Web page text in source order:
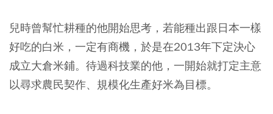
兒時曾幫忙耕種的他開始思考，若能種出跟日本一樣
好吃的白米，一定有商機，於是在2013年下定決心
成立大倉米鋪。待過科技業的他，一開始就打定主意
以尋求農民契作、規模化生產好米為目標。